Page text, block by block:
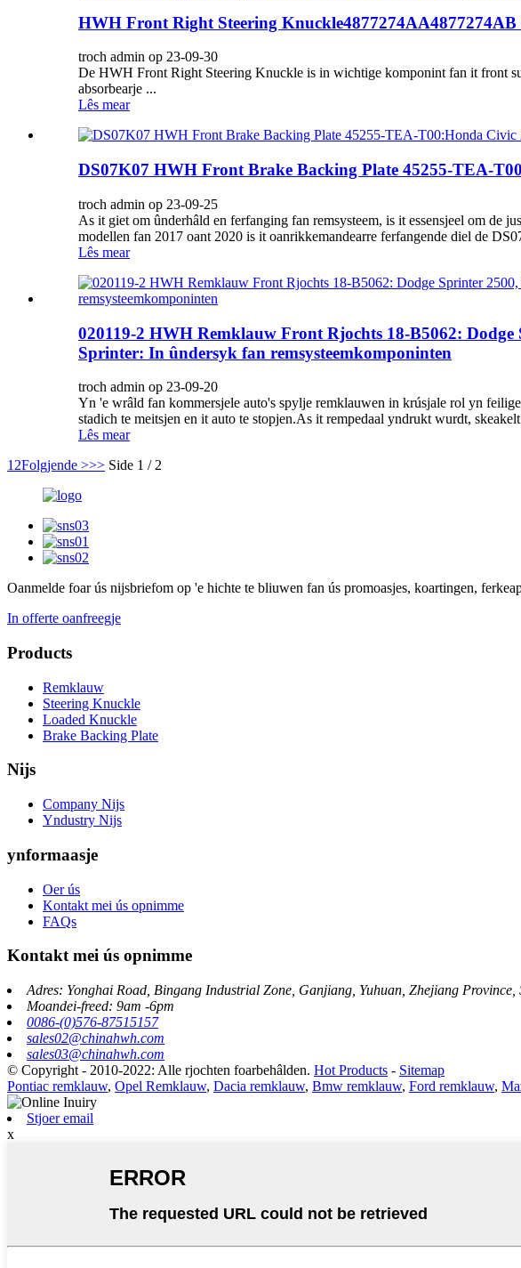
HWH Front Right Steering
troch admin op 23-09-30
De HWH Front Right Steering Knuckle is in wichtige komponint fan it front
absorbearje ...
Lês mear
DS07K07 HWH Front Brake Backing Plate 45255-TEA-
troch admin op 23-09-25
As it giet om ûnderhâld en ferfanging fan remsysteem, is it essensjeel om de
modellen fan 2017 oant 2020 is it oanrikkemandearre ferfangende diel de
Lês mear
020119-2 HWH Remklauw Front Rjochts 18-B5062:
Sprinter: In ûndersyk fan remsysteemkomponinten
troch admin op 23-09-20
Yn 'e wrâld fan kommersjele auto's spylje remklauwen in krúsjale rol yn
stadich te meitsjen en it auto te stopjen.As it rempedaal yndrukt wurdt,
Lês mear
1 2Folgjende >>> Side 1 / 2
Oanmelde foar ús nijsbriefom op 'e hichte te bliuwen fan ús promoasjes, koartingen,
In offerte oanfreegje
Products
Remklauw
Steering Knuckle
Loaded Knuckle
Brake Backing Plate
Nijs
Company Nijs
Yndustry Nijs
ynformaasje
Oer ús
Kontakt mei ús opnimme
FAQs
Kontakt mei ús opnimme
Adres: Yonghai Road, Bingang Industrial Zone, Ganjiang, Yuhuan, Zhejiang Province,
Moandei-freed: 9am -6pm
0086-(0)576-87515157
sales02@chinahwh.com
sales03@chinahwh.com
© Copyright - 2010-2022: Alle rjochten foarbehâlden. Hot Products - Sitemap
Pontiac remklauw, Opel Remklauw, Dacia remklauw, Bmw remklauw, Ford remklauw,
Stjoer email
x